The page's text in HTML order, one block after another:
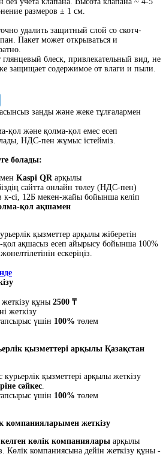
размеров ± 1 см.
удалить защитный слой со скотч-
Пакет может открываться и
блеск, привлекательный вид, не
защищает содержимое от влаги и пыли.
заңды және жеке тұлғалармен
қол және қолма-қол емес есеп
НДС-пен жұмыс істейміз.
болады:
Kaspi QRарқылы
сайтта онлайн төлеу (НДС-пен)
к-сі, 12Б мекен-жайы бойынша келіп
қол ақшамен
қызметтер арқылы жіберетін
қол ақшасыз есеп айырысу бойынша 100%
ескеріңіз.
құны 2500 ₸
жеткізу
үшін 100% төлем
қызметтері арқылы Қазақстан
қызметтері арқылы жеткізу
сәйкес.
үшін 100% төлем
компанияларымен жеткізу
келген көлік компаниялары арқылы
Көлік компаниясына дейін жеткізу құны -